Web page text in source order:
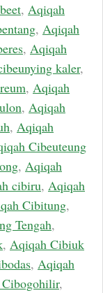
, Aqiqah
, Aqiqah
, Aqiqah
kaler,
, Aqiqah
, Aqiqah
, Aqiqah
Cibeuteung
, Aqiqah
cibiru, Aqiqah
Cibitung,
Tengah,
, Aqiqah Cibiuk
, Aqiqah
,